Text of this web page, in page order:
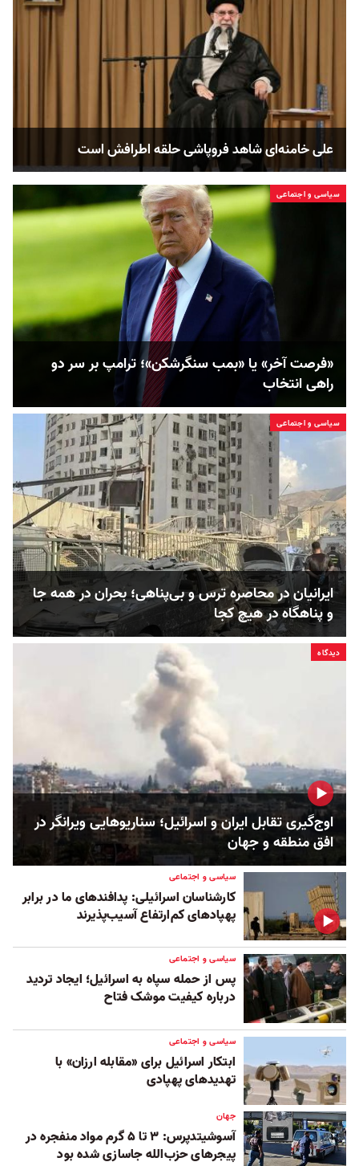
علی خامنه‌ای شاهد فروپاشی حلقه اطرافش است
سیاسی و اجتماعی
«فرصت آخر» یا «بمب سنگرشکن»؛ ترامپ بر سر دو
راهی انتخاب
سیاسی و اجتماعی
ایرانیان در محاصره ترس و بی‌پناهی؛ بحران در همه جا
و پناهگاه در هیچ‌ کجا
دیدگاه
اوج‌گیری تقابل ایران و اسرائیل؛ سناریوهایی ویرانگر در
افق منطقه و جهان
سیاسی و اجتماعی
کارشناسان اسرائیلی: پدافندهای ما در برابر
پهپادهای کم‌ارتفاع آسیب‌پذیرند
سیاسی و اجتماعی
پس از حمله سپاه به اسرائیل؛ ایجاد تردید
درباره کیفیت موشک فتاح
سیاسی و اجتماعی
ابتکار اسرائیل برای «مقابله ارزان» با
تهدیدهای پهپادی
جهان
آسوشیتدپرس: ۳ تا ۵ گرم مواد منفجره در
پیجرهای حزب‌الله جاسازی شده بود